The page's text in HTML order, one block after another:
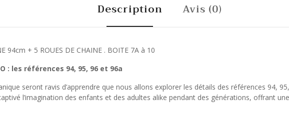
Description Avis (0)
94cm + 5 ROUES DE CHAINE . BOITE 7A à 10
: les références 94, 95, 96 et 96a
seront ravis d’apprendre que nous allons explorer les détails des références 94,
l’imagination des enfants et des adultes alike pendant des générations, offrant